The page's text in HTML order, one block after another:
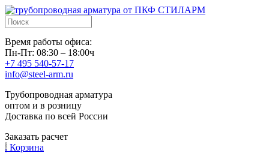
Время работы офиса:
Пн-Пт: 08:30 – 18:00ч
+7 495 540-57-17
info@steel-arm.ru
Трубопроводная арматура
оптом и в розницу
Доставка по всей России
Заказать расчет
. Корзина